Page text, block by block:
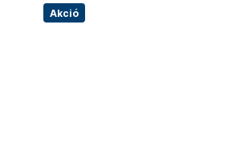
Akció